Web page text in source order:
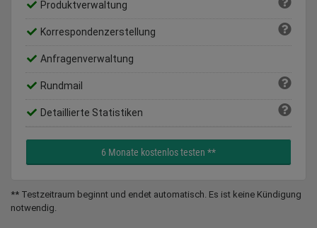
Produktverwaltung
Korrespondenzerstellung
Anfragenverwaltung
Rundmail
Detaillierte Statistiken
6 Monate kostenlos testen **
** Testzeitraum beginnt und endet automatisch. Es ist keine Kündigung
notwendig.